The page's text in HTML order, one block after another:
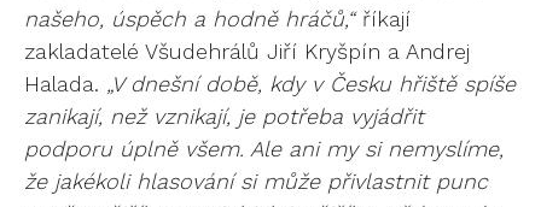
našeho, úspěch a hodně hráčů,“říkají
zakladatelé Všudehrálů Jiří Kryšpín a Andrej
Halada. „V dnešní době, kdy v Česku hřiště spíše
zanikají, než vznikají, je potřeba vyjádřit
podporu úplně všem. Ale ani my si nemyslíme,
že jakékoli hlasování si může přivlastnit punc